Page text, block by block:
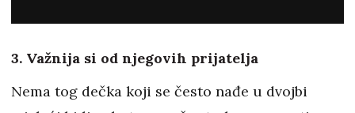
3. Važnija si od njegovih prijatelja
Nema tog dečka koji se često nađe u dvojbi